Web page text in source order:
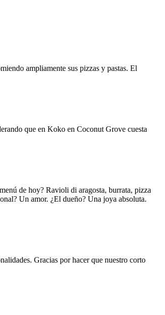
ampliamente sus pizzas y pastas. El
que en Koko en Coconut Grove cuesta
de hoy? Ravioli di aragosta, burrata, pizza
Un amor. ¿El dueño? Una joya absoluta.
Gracias por hacer que nuestro corto